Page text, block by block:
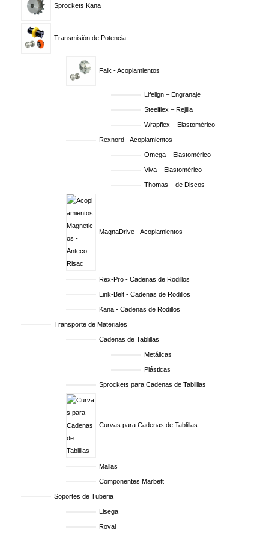
Sprockets Kana
Transmisión de Potencia
Falk - Acoplamientos
Lifelign – Engranaje
Steelflex – Rejilla
Wrapflex – Elastomérico
Rexnord - Acoplamientos
Omega – Elastomérico
Viva – Elastomérico
Thomas – de Discos
MagnaDrive - Acoplamientos
Rex-Pro - Cadenas de Rodillos
Link-Belt - Cadenas de Rodillos
Kana - Cadenas de Rodillos
Transporte de Materiales
Cadenas de Tablillas
Metálicas
Plásticas
Sprockets para Cadenas de Tablillas
Curvas para Cadenas de Tablillas
Mallas
Componentes Marbett
Soportes de Tuberia
Lisega
Roval